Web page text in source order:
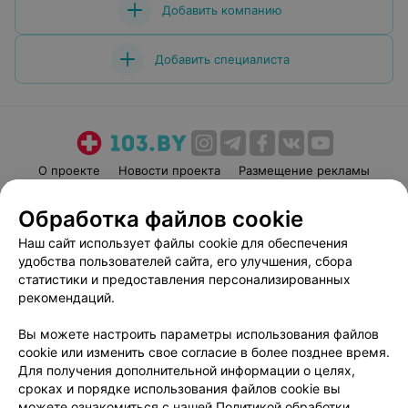
Добавить компанию
Добавить специалиста
О проекте Новости проекта
Размещение рекламы
Пользовательское соглашение
Способы оплаты
Вакансии
Партнеры
Написать руководителю 103.by
Обработка персональных данных
Обработка файлов cookie
Наш сайт использует файлы cookie для обеспечения
удобства пользователей сайта, его улучшения, сбора
статистики и предоставления персонализированных
рекомендаций.
Вы можете настроить параметры использования файлов
cookie или изменить свое согласие в более позднее время.
Для получения дополнительной информации о целях,
сроках и порядке использования файлов cookie вы